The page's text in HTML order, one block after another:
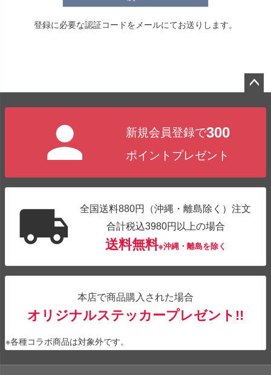
登録に必要な認証コードをメールにてお送りします。
新規会員登録で300
ポイントプレゼント
全国送料880円（沖縄・離島除く）注文
合計税込3980円以上の場合
送料無料※沖縄・離島を除く
本店で商品購入された場合
オリジナルステッカープレゼント!!
※各種コラボ商品は対象外です。